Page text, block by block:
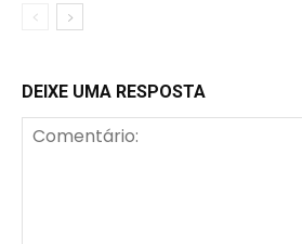
DEIXE UMA RESPOSTA